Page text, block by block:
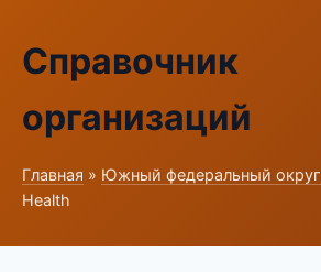
Справочник
организаций
Главная » Южный федеральный округ
Health